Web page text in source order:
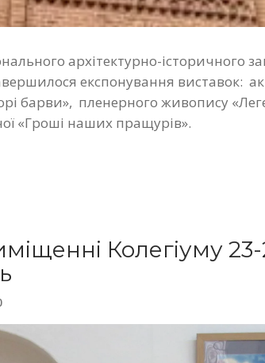
архітектурно-історичного
експонування виставок:
барви», пленерного живопису
«Гроші наших пращурів».
Колегіуму